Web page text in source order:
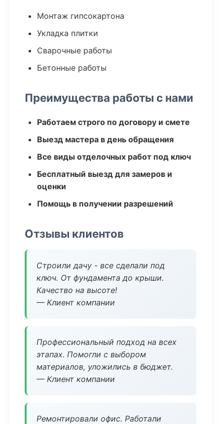
Монтаж гипсокартона
Укладка плитки
Сварочные работы
Бетонные работы
Преимущества работы с нами
Работаем строго по договору и смете
Выезд мастера в день обращения
Все виды отделочных работ под ключ
Бесплатный выезд для замеров и
оценки
Помощь в получении разрешений
Отзывы клиентов
Строили дачу - все сделали под
ключ. От фундамента до крыши.
Качество на высоте!
— Клиент компании
Профессиональный подход на всех
этапах. Помогли с выбором
материалов, уложились в бюджет.
— Клиент компании
Ремонтировали офис. Работали